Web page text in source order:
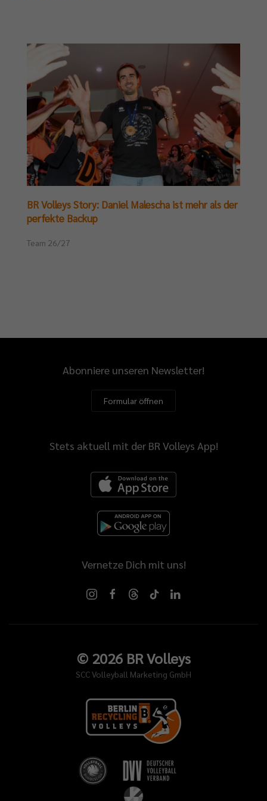
BR Volleys Story: Daniel Malescha ist mehr als der
perfekte Backup
Team 26/27
Abonniere unseren Newsletter!
Formular öffnen
Stets aktuell mit der BR Volleys App!
Vernetze Dich mit uns!
© 2026BR Volleys
SCC Volleyball Marketing GmbH